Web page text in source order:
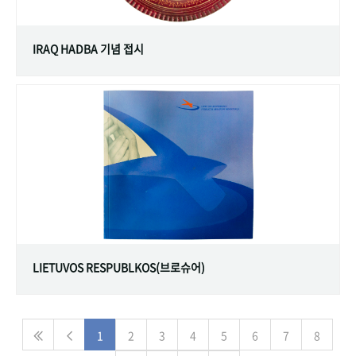
IRAQ HADBA 기념 접시
LIETUVOS RESPUBLKOS(브로슈어)
1 2 3 4 5 6 7 8